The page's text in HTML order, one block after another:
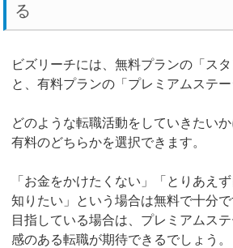
る
ビズリーチには、無料プランの「スタ
と、有料プランの「プレミアムステー
どのような転職活動をしていきたい
有料のどちらかを選択できます。
「お金をかけたくない」「とりあえ
知りたい」という場合は無料で十分
目指している場合は、プレミアムス
感のある転職が期待できるでしょう。